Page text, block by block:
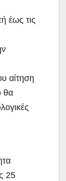
έως τις
αίτηση
θα
25